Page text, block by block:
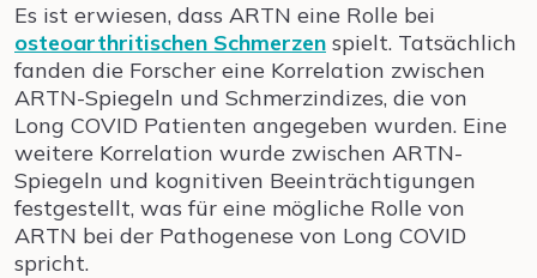
Es ist erwiesen, dass ARTN eine Rolle bei
osteoarthritischen Schmerzen spielt. Tatsächlich
fanden die Forscher eine Korrelation zwischen
ARTN-Spiegeln und Schmerzindizes, die von
Long COVID Patienten angegeben wurden. Eine
weitere Korrelation wurde zwischen ARTN-
Spiegeln und kognitiven Beeinträchtigungen
festgestellt, was für eine mögliche Rolle von
ARTN bei der Pathogenese von Long COVID
spricht.